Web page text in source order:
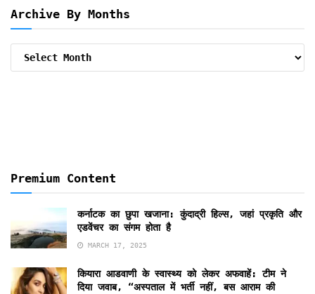
Archive By Months
Archive
Premium Content
कर्नाटक का छुपा खजाना: कुंदाद्री हिल्स, जहां प्रकृति और
एडवेंचर का संगम होता है
MARCH 17, 2025
कियारा आडवाणी के स्वास्थ्य को लेकर अफवाहें: टीम ने
दिया जवाब, “अस्पताल में भर्ती नहीं, बस आराम की